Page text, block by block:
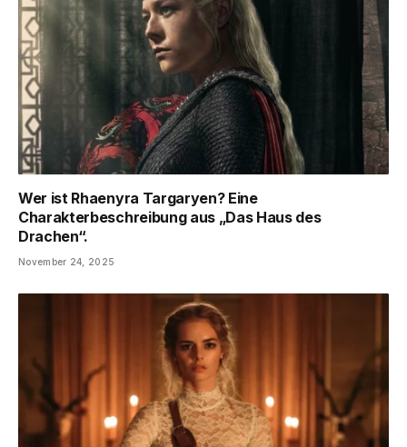
Wer ist Rhaenyra Targaryen? Eine
Charakterbeschreibung aus „Das Haus des
Drachen“.
November 24, 2025